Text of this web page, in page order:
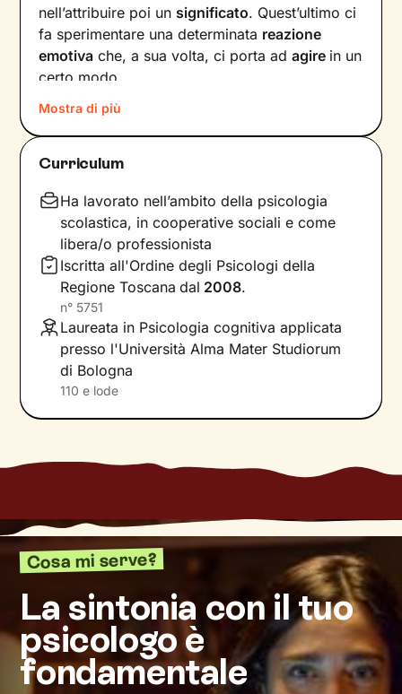
nell’attribuire poi un significato. Quest’ultimo ci
fa sperimentare una determinata reazione
emotiva che, a sua volta, ci porta adagire in un
certo modo.
Col passare del tempo possono crearsi circoli
virtuosi ma anche viziosi, che ci allontanano dal
benessere e dalla persona che vorremmo
andando aintervenire su pensieri e
comportamentiin modo da innescare un
cambiamento positivo.
Nei nostri incontri andremo prima di tutto a
indagare quali siano gli elementi che
influenzano l’interpretazione degli eventi della
tua vita. Una volta acquisita questa
consapevolezza
potenziamento delle tue risorse interne
Io resterò al tuo fianco per tutto il percorso, per
motivazione e determinazione. La ricompensa
per il lavoro fatto? Il tanto desiderato
benessere.
Mostra di più
Curriculum
Ha lavorato nell’ambito della psicologia
scolastica, in cooperative sociali e come
libera/o professionista
Iscritta all'Ordine degli Psicologi della
Regione Toscana dal 2008.
n° 5751
Laureata in Psicologia cognitiva applicata
presso l'Università Alma Mater Studiorum
di Bologna
110 e lode
Cosa mi serve?
La sintonia con il tuo
psicologo è
fondamentale